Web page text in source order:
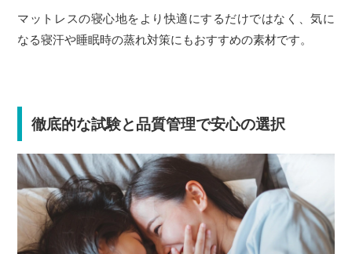
マットレスの寝心地をより快適にするだけではなく、気に
なる寝汗や睡眠時の蒸れ対策にもおすすめの素材です。
徹底的な試験と品質管理で安心の選択